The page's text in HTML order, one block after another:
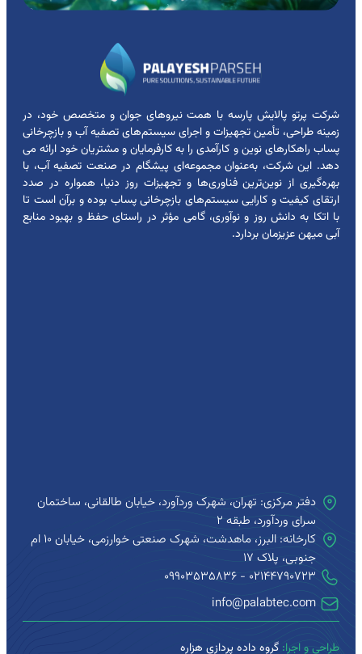
شرکت پرتو پالایش پارسه با همت نیروهای جوان و متخصص خود، در
زمینه طراحی، تأمین تجهیزات و اجرای سیستم‌های تصفیه آب و بازچرخانی
پساب راهکارهای نوین و کارآمدی را به کارفرمایان و مشتریان خود ارائه می
دهد. این شرکت، به‌عنوان مجموعه‌ای پیشگام در صنعت تصفیه آب، با
بهره‌گیری از نوین‌ترین فناوری‌ها و تجهیزات روز دنیا، همواره در صدد
ارتقای کیفیت و کارایی سیستم‌های بازچرخانی پساب بوده و برآن است تا
با اتکا به دانش روز و نوآوری، گامی مؤثر در راستای حفظ و بهبود منابع
آبی میهن عزیزمان بردارد.
دفتر مرکزی: تهران، شهرک وردآورد، خیابان طالقانی، ساختمان
سرای وردآورد، طبقه ۲
کارخانه: البرز، ماهدشت، شهرک صنعتی خوارزمی، خیابان 10 ام
جنوبی، پلاک 17
۰۲۱۴۴790723 - 09903535836
info@palabtec.com
طراحی و اجرا:گروه داده پردازی هزاره